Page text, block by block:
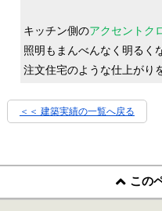
キッチン側のアクセントク
照明もまんべんなく明るく
注文住宅のような仕上がり
＜＜ 建築実績の一覧へ戻る
この